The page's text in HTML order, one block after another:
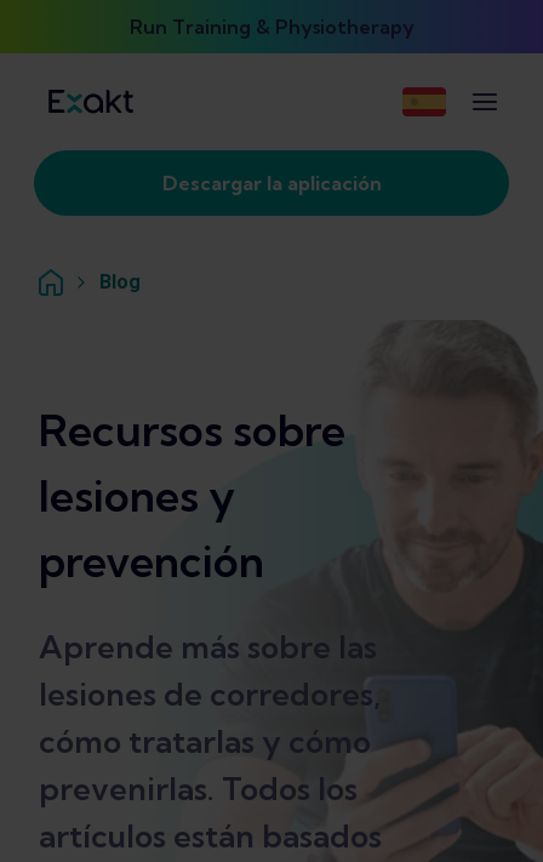
Run Training & Physiotherapy
Descargar la aplicación
Blog
Recursos sobre
lesiones y
prevención
Aprende más sobre las
lesiones de corredores,
cómo tratarlas y cómo
prevenirlas. Todos los
artículos están basados